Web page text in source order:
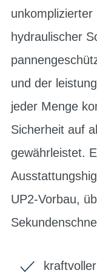
hydraulischer
und der
jeder Menge
Sicherheit auf
gewährleistet.
UP2-Vorbau,